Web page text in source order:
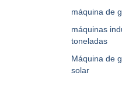
máquina de
máquinas
toneladas
Máquina de
solar